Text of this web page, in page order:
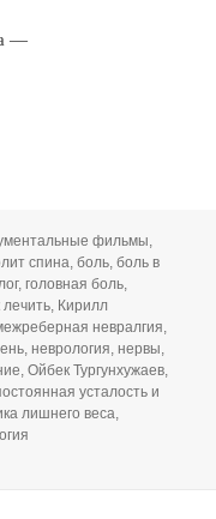
—
фильмы,
спина,боль,боль в
,головная боль,
лечить, Кирилл
невралгия,
,неврология,нервы,
,Ойбек Тургунхужаев,
усталость и
лишнего веса,